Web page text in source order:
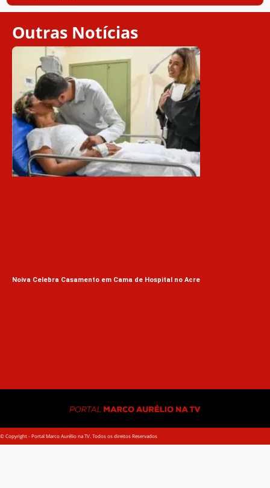
Outras Notícias
Noiva Celebra Casamento em Cama de Hospital no Acre
© Copyright - Portal Marco Aurélio na TV. Todos os direitos Reservados